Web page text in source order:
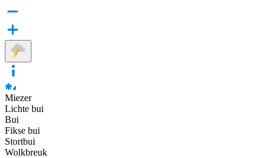
Miezer
Lichte bui
Bui
Fikse bui
Stortbui
Wolkbreuk